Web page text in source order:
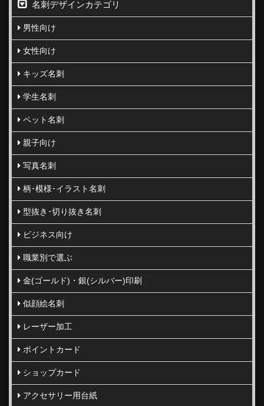
名刺デザインカテゴリ
男性向け
女性向け
キッズ名刺
学生名刺
ペット名刺
親子向け
写真名刺
柄･模様･イラスト名刺
型抜き･切り抜き名刺
ビジネス向け
職業別で選ぶ
金(ゴールド)・銀(シルバー)印刷
似顔絵名刺
レーザー加工
ポイントカード
ショップカード
アクセサリー用台紙